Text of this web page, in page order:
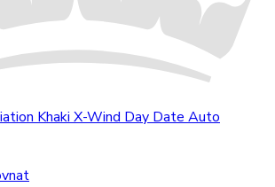
Khaki X-Wind Day Date Auto